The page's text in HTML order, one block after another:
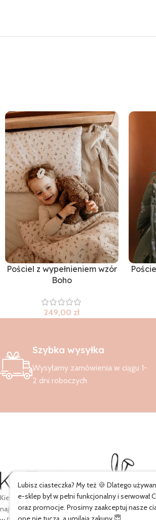
Pościel z wypełnieniem wzór
Boho
249,00 zł
Szybka wysyłka
Wysyłamy zamówienia w ciągu 1-
2 dni roboczych
Kielankowo torodzinna markatworzona z myślą
najmłodszych i ich codziennym komforcie.
Lubisz ciasteczka? My też 🍪 Dlatego
e-sklep był w pełni funkcjonalny i serwował
oraz promocje. Prosimy zaakceptuj nasze